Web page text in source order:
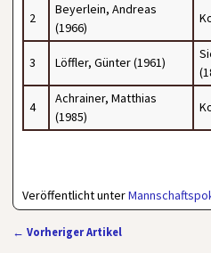
2
Beyerlein, Andreas
(1966)
3 Löffler, Günter (1961)
4
Achrainer, Matthias
(1985)
Veröffentlicht unter
← Vorheriger Artikel